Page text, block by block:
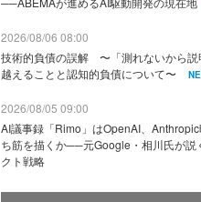
2026/08/06 08:00
技術的負債の誤解 〜「測れないから説
越えることと認知的負債について〜
2026/08/05 09:00
AI議事録「Rimo」はOpenAI、
ち筋を描くか──元Google・相川氏が説
クト戦略